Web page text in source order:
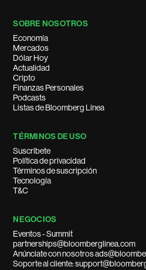
SOBRE NOSOTROS
Economía
Mercados
Dólar Hoy
Actualidad
Cripto
Finanzas Personales
Podcasts
Listas de Bloomberg Línea
TÉRMINOS DE USO
Suscríbete
Política de privacidad
Términos de suscripción
Tecnología
T&C
NEGOCIOS
Eventos - Summit
partnerships@bloomberglinea.com
Anúnciate con nosotros
Soporte al cliente: